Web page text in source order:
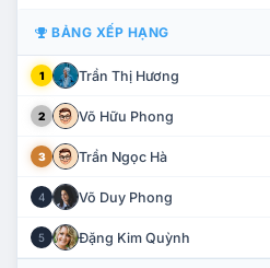
BẢNG XẾP HẠNG
1 Trần Thị Hương
2 Võ Hữu Phong
3 Trần Ngọc Hà
4 Võ Duy Phong
5 Đặng Kim Quỳnh